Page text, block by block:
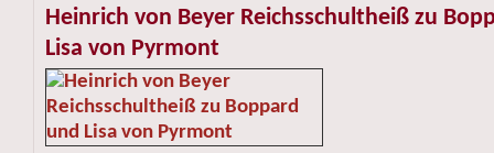
Heinrich von Beyer Reichsschultheiß zu
Lisa von Pyrmont